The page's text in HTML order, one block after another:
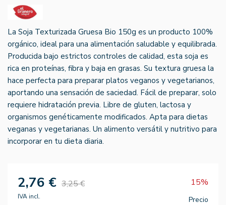
La Soja Texturizada Gruesa Bio 150g es un producto 100%
orgánico, ideal para una alimentación saludable y equilibrada.
Producida bajo estrictos controles de calidad, esta soja es
rica en proteínas, fibra y baja en grasas. Su textura gruesa la
hace perfecta para preparar platos veganos y vegetarianos,
aportando una sensación de saciedad. Fácil de preparar, solo
requiere hidratación previa. Libre de gluten, lactosa y
organismos genéticamente modificados. Apta para dietas
veganas y vegetarianas. Un alimento versátil y nutritivo para
incorporar en tu dieta diaria.
2,76 € 3,25 € 15%
IVA incl. Precio